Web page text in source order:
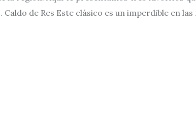
de Res Este clásico es un imperdible en las